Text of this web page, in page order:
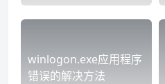
winlogon.exe应用程序
错误的解决方法